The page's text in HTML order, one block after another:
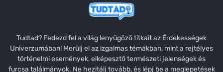
Tudtad? Fedezd fel a világ lenyűgöző titkait az Érdekességek
Univerzumában! Merülj el az izgalmas témákban, mint a rejtélyes
történelmi események, elképesztő természeti jelenségek és
furcsa találmányok. Ne hezitálj tovább, és lépj be a meglepetések